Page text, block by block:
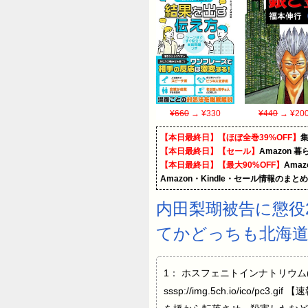
¥660 → ¥330 ¥440→
【本日最終日】【ほぼ全巻39%OFF】
【本日最終日】【セール】 Amazon 暮
【本日最終日】【最大90%OFF】
Amazon・Kindle・セール情報のまと
内田梨瑚被告に懲
てかどっちも北海
1： ホスフェニトインナトリウ
sssp://img.5ch.io/ico/pc3.gif 【